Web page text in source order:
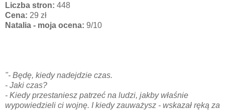
Liczba stron: 448
Cena: 29 zł
Natalia - moja ocena: 9/10
"- Będę, kiedy nadejdzie czas.
- Jaki czas?
- Kiedy przestaniesz patrzeć na ludzi, jakby właśnie
wypowiedzieli ci wojnę. I kiedy zauważysz - wskazał ręką za